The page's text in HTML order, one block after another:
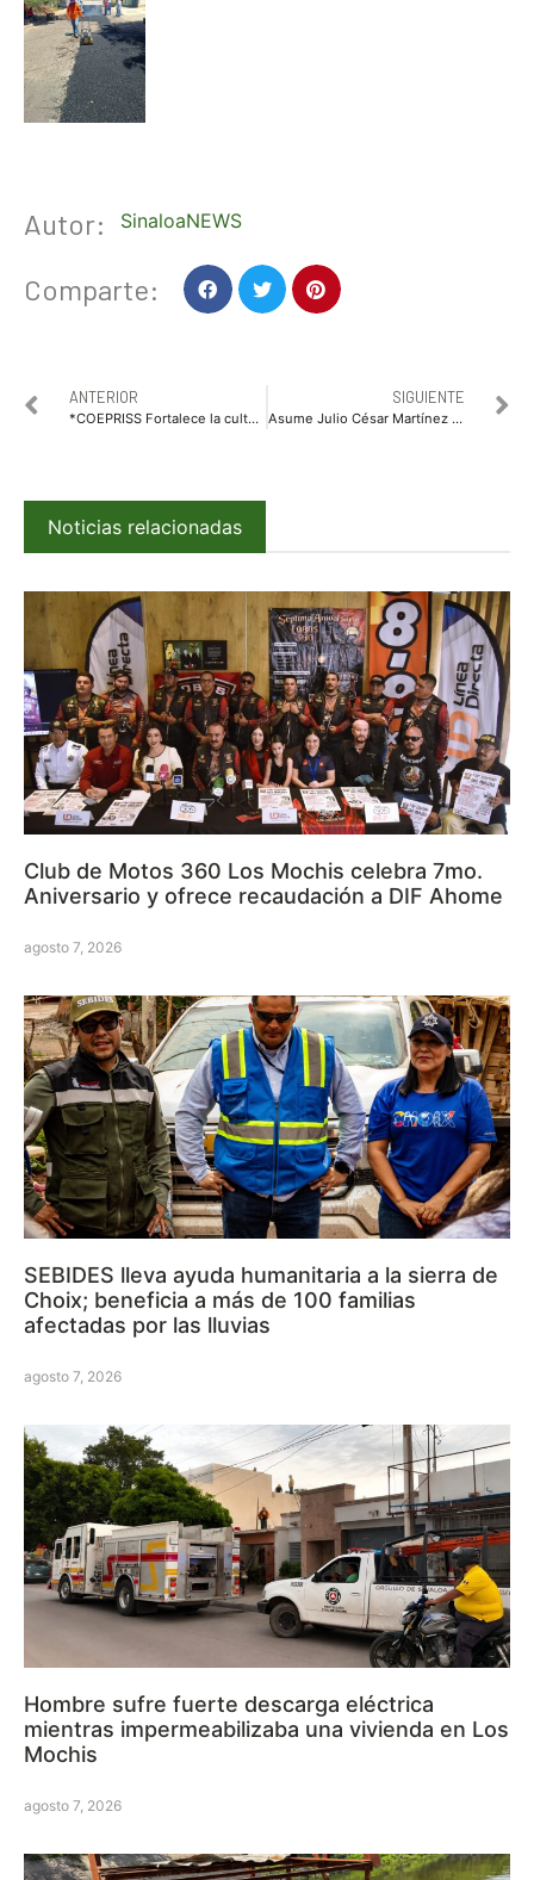
Autor: SinaloaNEWS
Comparte:
ANTERIOR
*COEPRISS Fortalece la cultura de la inocuidad alimentaria con “Jornada De Buenas Prácticas E Higiene Alimentaria”.*
SIGUIENTE
Asume Julio César Martínez Muñoz presidencia de OCUS para el periodo 2026-2027
Noticias relacionadas
Club de Motos 360 Los Mochis celebra 7mo.
Aniversario y ofrece recaudación a DIF Ahome
agosto 7, 2026
SEBIDES lleva ayuda humanitaria a la sierra de
Choix; beneficia a más de 100 familias
afectadas por las lluvias
agosto 7, 2026
Hombre sufre fuerte descarga eléctrica
mientras impermeabilizaba una vivienda en Los
Mochis
agosto 7, 2026